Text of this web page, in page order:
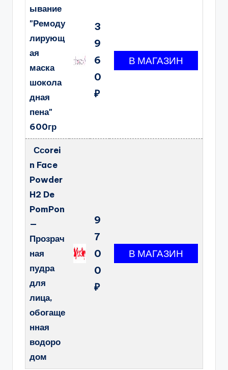
ывание
"Ремоду
лирующ
ая
маска
шокола
дная
пена"
600гр
3
9
6
0
₽
Ссorei
n Face
Powder
H2 De
PomPon
—
Прозрач
ная
пудра
для
лица,
обогаще
нная
водоро
дом
9
7
0
0
₽